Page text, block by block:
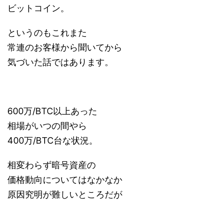
ビットコイン。
というのもこれまた
常連のお客様から聞いてから
気づいた話ではあります。
600万/BTC以上あった
相場がいつの間やら
400万/BTC台な状況。
相変わらず暗号資産の
価格動向についてはなかなか
原因究明が難しいところだが